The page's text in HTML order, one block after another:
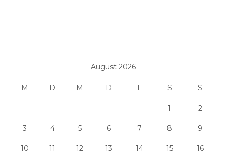
August 2026
M D M D F S S
1 2
3 4 5 6 7 8 9
10 11 12 13 14 15 16